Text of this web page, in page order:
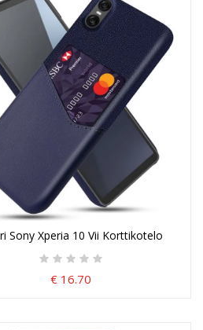
Sony Xperia 10 Vii Korttikotelo
€ 16.70